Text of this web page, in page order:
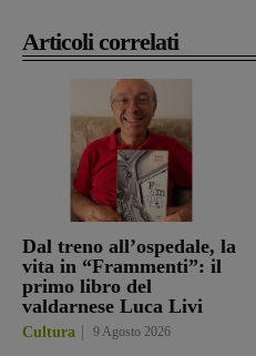
Articoli correlati
Dal treno all’ospedale, la
vita in “Frammenti”: il
primo libro del
valdarnese Luca Livi
Cultura 9 Agosto 2026